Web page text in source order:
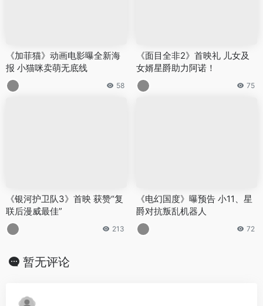
《加菲猫》动画电影曝全新海
报 小猫咪卖萌无底线
58
《面目全非2》首映礼 儿女及
女婿星爵助力阿诺！
75
《银河护卫队3》首映 获赞“复
联后漫威最佳”
213
《电幻国度》曝预告 小11、星
爵对抗叛乱机器人
72
暂无评论